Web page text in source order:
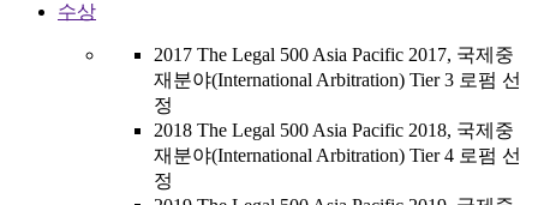
수상
2017 The Legal 500 Asia Pacific 2017, 국제중
재분야(International Arbitration) Tier 3 로펌 선
정
2018 The Legal 500 Asia Pacific 2018, 국제중
재분야(International Arbitration) Tier 4 로펌 선
정